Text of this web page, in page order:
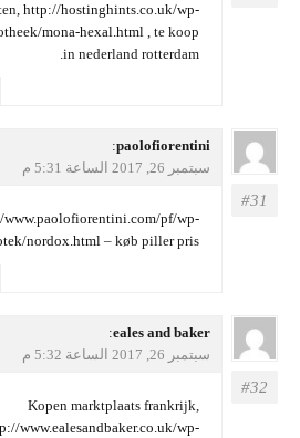
kosten,http://hostinghints.co.uk/wp-
apotheek/mona-hexal.html
in nederland rotterdam.
قم
يقول
paolofiorentini
:
سبتمبر 26, 2017 الساعة 5:31 م
http://www.paolofiorentini.com/pf/wp-
css/apotek/nordox.html– køb piller pris.
قم
يقول
eales and baker
:
سبتمبر 26, 2017 الساعة 5:32 م
Kopen marktplaats frankrijk,
http://www.ealesandbaker.co.uk/wp-